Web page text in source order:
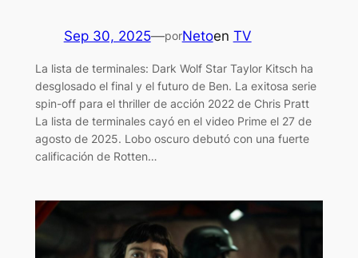
Sep 30, 2025—porNetoen TV
La lista de terminales: Dark Wolf Star Taylor Kitsch ha
desglosado el final y el futuro de Ben. La exitosa serie
spin-off para el thriller de acción 2022 de Chris Pratt
La lista de terminales cayó en el video Prime el 27 de
agosto de 2025. Lobo oscuro debutó con una fuerte
calificación de Rotten…